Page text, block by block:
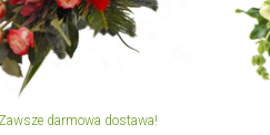
Zawsze darmowa dostawa!